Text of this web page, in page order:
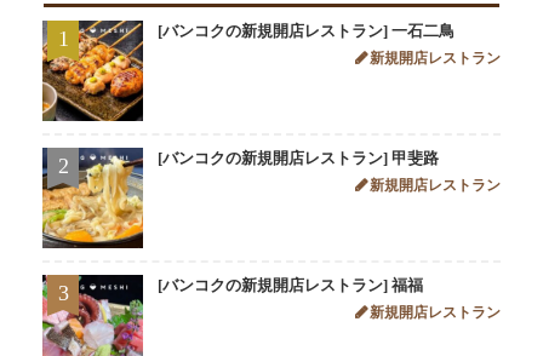
1 [バンコクの新規開店レストラン] 一石二鳥
新規開店レストラン
2 [バンコクの新規開店レストラン] 甲斐路
新規開店レストラン
3 [バンコクの新規開店レストラン] 福福
新規開店レストラン